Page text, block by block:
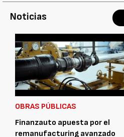
Noticias
OBRAS PÚBLICAS
Finanzauto apuesta por el
remanufacturing avanzado